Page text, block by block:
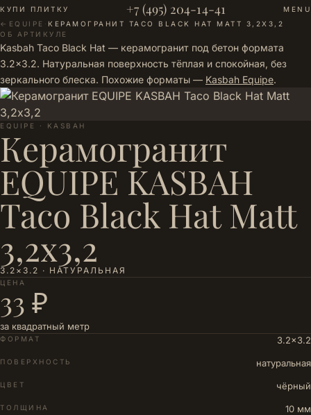
КУПИ ПЛИТКУ +7 (495) 204-14-41
MENU
← EQUIPE · КЕРАМОГРАНИТ TACO BLACK HAT MATT 3,2Х3,2
ОБ АРТИКУЛЕ
Kasbah Taco Black Hat — керамогранит под бетон формата
3.2×3.2. Натуральная поверхность тёплая и спокойная, без
зеркального блеска. Похожие форматы — Kasbah Equipe.
EQUIPE · KASBAH
Керамогранит
EQUIPE KASBAH
Taco Black Hat Matt
3,2х3,2
3.2×3.2 · НАТУРАЛЬНАЯ
ЦЕНА
33 ₽
за квадратный метр
ФОРМАТ 3.2×3.2
ПОВЕРХНОСТЬ натуральная
ЦВЕТ чёрный
ТОЛЩИНА 10 мм